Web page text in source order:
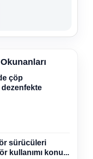
çöp
sürücüleri
kullanımı konu...